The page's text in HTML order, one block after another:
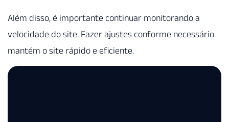
Além disso, é importante continuar monitorando a
velocidade do site. Fazer ajustes conforme necessário
mantém o site rápido e eficiente.